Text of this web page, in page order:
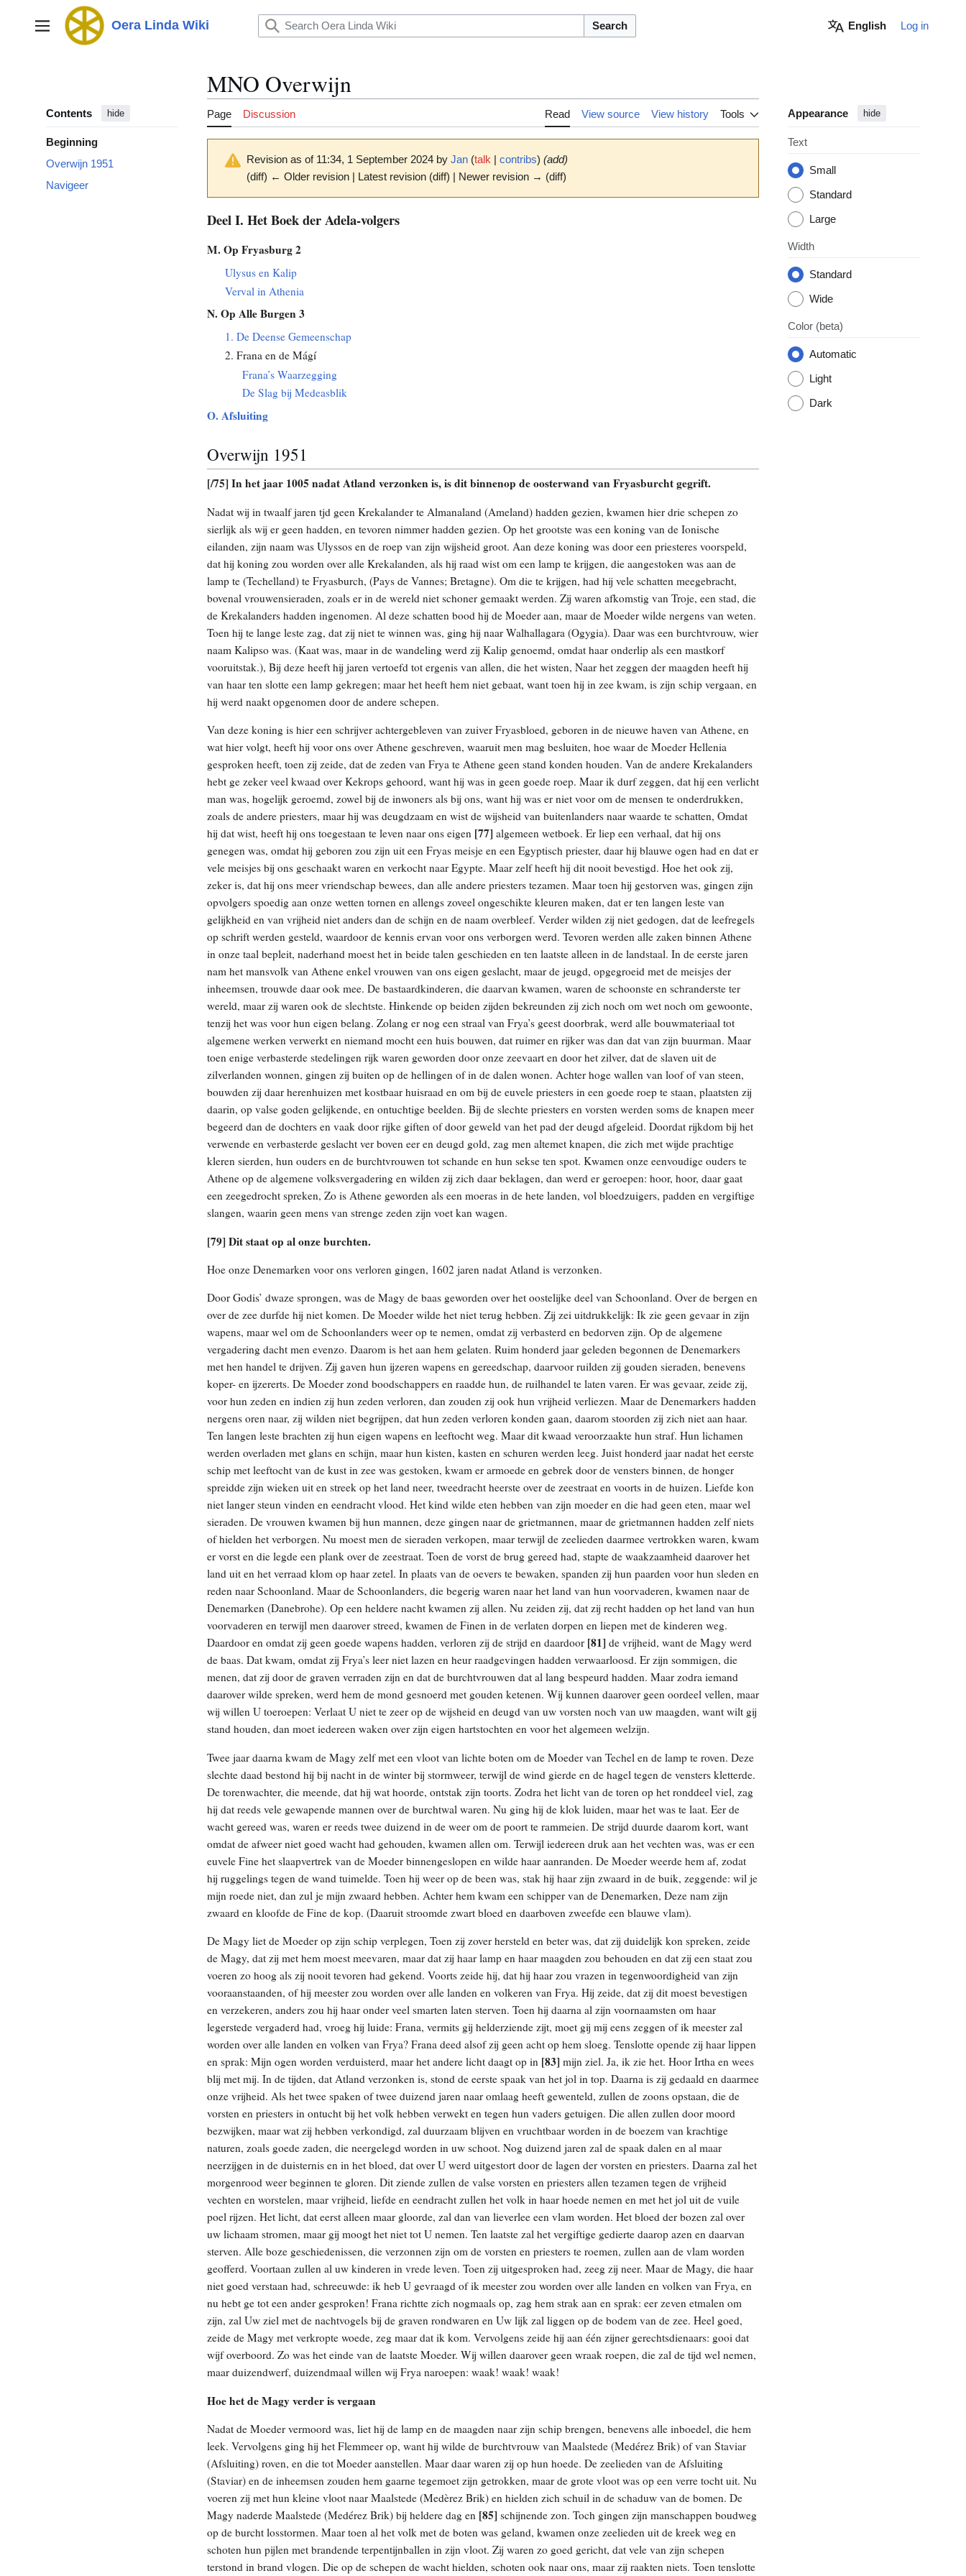
Main menu Oera Linda Wiki Search English Log in
Contents hide
Beginning
Overwijn 1951
Navigeer
MNO Overwijn
Page Discussion Read View source View history Tools Appearance hide
Text
Small
Standard
Large
Width
Standard
Wide
Color (beta)
Automatic
Light
Dark
Revision as of 11:34, 1 September 2024 by Jan (talk | contribs) (add)
(diff) ← Older revision | Latest revision (diff) | Newer revision → (diff)
Deel I. Het Boek der Adela-volgers
M. Op Fryasburg 2
Ulysus en Kalip
Verval in Athenia
N. Op Alle Burgen 3
1. De Deense Gemeenschap
2. Frana en de Mágí
Frana’s Waarzegging
De Slag bij Medeasblik
O. Afsluiting
Overwijn 1951
[/75] In het jaar 1005 nadat Atland verzonken is, is dit binnenop de oosterwand van Fryasburcht gegrift.
Nadat wij in twaalf jaren tjd geen Krekalander te Almanaland (Ameland) hadden gezien, kwamen hier drie schepen zo
sierlijk als wij er geen hadden, en tevoren nimmer hadden gezien. Op het grootste was een koning van de Ionische
eilanden, zijn naam was Ulyssos en de roep van zijn wijsheid groot. Aan deze koning was door een priesteres voorspeld,
dat hij koning zou worden over alle Krekalanden, als hij raad wist om een lamp te krijgen, die aangestoken was aan de
lamp te (Techelland) te Fryasburch, (Pays de Vannes; Bretagne). Om die te krijgen, had hij vele schatten meegebracht,
bovenal vrouwensieraden, zoals er in de wereld niet schoner gemaakt werden. Zij waren afkomstig van Troje, een stad, die
de Krekalanders hadden ingenomen. Al deze schatten bood hij de Moeder aan, maar de Moeder wilde nergens van weten.
Toen hij te lange leste zag, dat zij niet te winnen was, ging hij naar Walhallagara (Ogygia). Daar was een burchtvrouw, wier
naam Kalipso was. (Kaat was, maar in de wandeling werd zij Kalip genoemd, omdat haar onderlip als een mastkorf
vooruitstak.), Bij deze heeft hij jaren vertoefd tot ergenis van allen, die het wisten, Naar het zeggen der maagden heeft hij
van haar ten slotte een lamp gekregen; maar het heeft hem niet gebaat, want toen hij in zee kwam, is zijn schip vergaan, en
hij werd naakt opgenomen door de andere schepen.
Van deze koning is hier een schrijver achtergebleven van zuiver Fryasbloed, geboren in de nieuwe haven van Athene, en
wat hier volgt, heeft hij voor ons over Athene geschreven, waaruit men mag besluiten, hoe waar de Moeder Hellenia
gesproken heeft, toen zij zeide, dat de zeden van Frya te Athene geen stand konden houden. Van de andere Krekalanders
hebt ge zeker veel kwaad over Kekrops gehoord, want hij was in geen goede roep. Maar ik durf zeggen, dat hij een verlicht
man was, hogelijk geroemd, zowel bij de inwoners als bij ons, want hij was er niet voor om de mensen te onderdrukken,
zoals de andere priesters, maar hij was deugdzaam en wist de wijsheid van buitenlanders naar waarde te schatten, Omdat
hij dat wist, heeft hij ons toegestaan te leven naar ons eigen [77] algemeen wetboek. Er liep een verhaal, dat hij ons
genegen was, omdat hij geboren zou zijn uit een Fryas meisje en een Egyptisch priester, daar hij blauwe ogen had en dat er
vele meisjes bij ons geschaakt waren en verkocht naar Egypte. Maar zelf heeft hij dit nooit bevestigd. Hoe het ook zij,
zeker is, dat hij ons meer vriendschap bewees, dan alle andere priesters tezamen. Maar toen hij gestorven was, gingen zijn
opvolgers spoedig aan onze wetten tornen en allengs zoveel ongeschikte kleuren maken, dat er ten langen leste van
gelijkheid en van vrijheid niet anders dan de schijn en de naam overbleef. Verder wilden zij niet gedogen, dat de leefregels
op schrift werden gesteld, waardoor de kennis ervan voor ons verborgen werd. Tevoren werden alle zaken binnen Athene
in onze taal bepleit, naderhand moest het in beide talen geschieden en ten laatste alleen in de landstaal. In de eerste jaren
nam het mansvolk van Athene enkel vrouwen van ons eigen geslacht, maar de jeugd, opgegroeid met de meisjes der
inheemsen, trouwde daar ook mee. De bastaardkinderen, die daarvan kwamen, waren de schoonste en schranderste ter
wereld, maar zij waren ook de slechtste. Hinkende op beiden zijden bekreunden zij zich noch om wet noch om gewoonte,
tenzij het was voor hun eigen belang. Zolang er nog een straal van Frya’s geest doorbrak, werd alle bouwmateriaal tot
algemene werken verwerkt en niemand mocht een huis bouwen, dat ruimer en rijker was dan dat van zijn buurman. Maar
toen enige verbasterde stedelingen rijk waren geworden door onze zeevaart en door het zilver, dat de slaven uit de
zilverlanden wonnen, gingen zij buiten op de hellingen of in de dalen wonen. Achter hoge wallen van loof of van steen,
bouwden zij daar herenhuizen met kostbaar huisraad en om bij de euvele priesters in een goede roep te staan, plaatsten zij
daarin, op valse goden gelijkende, en ontuchtige beelden. Bij de slechte priesters en vorsten werden soms de knapen meer
begeerd dan de dochters en vaak door rijke giften of door geweld van het pad der deugd afgeleid. Doordat rijkdom bij het
verwende en verbasterde geslacht ver boven eer en deugd gold, zag men altemet knapen, die zich met wijde prachtige
kleren sierden, hun ouders en de burchtvrouwen tot schande en hun sekse ten spot. Kwamen onze eenvoudige ouders te
Athene op de algemene volksvergadering en wilden zij zich daar beklagen, dan werd er geroepen: hoor, hoor, daar gaat
een zeegedrocht spreken, Zo is Athene geworden als een moeras in de hete landen, vol bloedzuigers, padden en vergiftige
slangen, waarin geen mens van strenge zeden zijn voet kan wagen.
[79] Dit staat op al onze burchten.
Hoe onze Denemarken voor ons verloren gingen, 1602 jaren nadat Atland is verzonken.
Door Godis’ dwaze sprongen, was de Magy de baas geworden over het oostelijke deel van Schoonland. Over de bergen en
over de zee durfde hij niet komen. De Moeder wilde het niet terug hebben. Zij zei uitdrukkelijk: Ik zie geen gevaar in zijn
wapens, maar wel om de Schoonlanders weer op te nemen, omdat zij verbasterd en bedorven zijn. Op de algemene
vergadering dacht men evenzo. Daarom is het aan hem gelaten. Ruim honderd jaar geleden begonnen de Denemarkers
met hen handel te drijven. Zij gaven hun ijzeren wapens en gereedschap, daarvoor ruilden zij gouden sieraden, benevens
koper- en ijzererts. De Moeder zond boodschappers en raadde hun, de ruilhandel te laten varen. Er was gevaar, zeide zij,
voor hun zeden en indien zij hun zeden verloren, dan zouden zij ook hun vrijheid verliezen. Maar de Denemarkers hadden
nergens oren naar, zij wilden niet begrijpen, dat hun zeden verloren konden gaan, daarom stoorden zij zich niet aan haar.
Ten langen leste brachten zij hun eigen wapens en leeftocht weg. Maar dit kwaad veroorzaakte hun straf. Hun lichamen
werden overladen met glans en schijn, maar hun kisten, kasten en schuren werden leeg. Juist honderd jaar nadat het eerste
schip met leeftocht van de kust in zee was gestoken, kwam er armoede en gebrek door de vensters binnen, de honger
spreidde zijn wieken uit en streek op het land neer, tweedracht heerste over de zeestraat en voorts in de huizen. Liefde kon
niet langer steun vinden en eendracht vlood. Het kind wilde eten hebben van zijn moeder en die had geen eten, maar wel
sieraden. De vrouwen kwamen bij hun mannen, deze gingen naar de grietmannen, maar de grietmannen hadden zelf niets
of hielden het verborgen. Nu moest men de sieraden verkopen, maar terwijl de zeelieden daarmee vertrokken waren, kwam
er vorst en die legde een plank over de zeestraat. Toen de vorst de brug gereed had, stapte de waakzaamheid daarover het
land uit en het verraad klom op haar zetel. In plaats van de oevers te bewaken, spanden zij hun paarden voor hun sleden en
reden naar Schoonland. Maar de Schoonlanders, die begerig waren naar het land van hun voorvaderen, kwamen naar de
Denemarken (Danebrohe). Op een heldere nacht kwamen zij allen. Nu zeiden zij, dat zij recht hadden op het land van hun
voorvaderen en terwijl men daarover streed, kwamen de Finen in de verlaten dorpen en liepen met de kinderen weg.
Daardoor en omdat zij geen goede wapens hadden, verloren zij de strijd en daardoor [81] de vrijheid, want de Magy werd
de baas. Dat kwam, omdat zij Frya’s leer niet lazen en heur raadgevingen hadden verwaarloosd. Er zijn sommigen, die
menen, dat zij door de graven verraden zijn en dat de burchtvrouwen dat al lang bespeurd hadden. Maar zodra iemand
daarover wilde spreken, werd hem de mond gesnoerd met gouden ketenen. Wij kunnen daarover geen oordeel vellen, maar
wij willen U toeroepen: Verlaat U niet te zeer op de wijsheid en deugd van uw vorsten noch van uw maagden, want wilt gij
stand houden, dan moet iedereen waken over zijn eigen hartstochten en voor het algemeen welzijn.
Twee jaar daarna kwam de Magy zelf met een vloot van lichte boten om de Moeder van Techel en de lamp te roven. Deze
slechte daad bestond hij bij nacht in de winter bij stormweer, terwijl de wind gierde en de hagel tegen de vensters kletterde.
De torenwachter, die meende, dat hij wat hoorde, ontstak zijn toorts. Zodra het licht van de toren op het ronddeel viel, zag
hij dat reeds vele gewapende mannen over de burchtwal waren. Nu ging hij de klok luiden, maar het was te laat. Eer de
wacht gereed was, waren er reeds twee duizend in de weer om de poort te rammeien. De strijd duurde daarom kort, want
omdat de afweer niet goed wacht had gehouden, kwamen allen om. Terwijl iedereen druk aan het vechten was, was er een
euvele Fine het slaapvertrek van de Moeder binnengeslopen en wilde haar aanranden. De Moeder weerde hem af, zodat
hij ruggelings tegen de wand tuimelde. Toen hij weer op de been was, stak hij haar zijn zwaard in de buik, zeggende: wil je
mijn roede niet, dan zul je mijn zwaard hebben. Achter hem kwam een schipper van de Denemarken, Deze nam zijn
zwaard en kloofde de Fine de kop. (Daaruit stroomde zwart bloed en daarboven zweefde een blauwe vlam).
De Magy liet de Moeder op zijn schip verplegen, Toen zij zover hersteld en beter was, dat zij duidelijk kon spreken, zeide
de Magy, dat zij met hem moest meevaren, maar dat zij haar lamp en haar maagden zou behouden en dat zij een staat zou
voeren zo hoog als zij nooit tevoren had gekend. Voorts zeide hij, dat hij haar zou vrazen in tegenwoordigheid van zijn
vooraanstaanden, of hij meester zou worden over alle landen en volkeren van Frya. Hij zeide, dat zij dit moest bevestigen
en verzekeren, anders zou hij haar onder veel smarten laten sterven. Toen hij daarna al zijn voornaamsten om haar
legerstede vergaderd had, vroeg hij luide: Frana, vermits gij helderziende zijt, moet gij mij eens zeggen of ik meester zal
worden over alle landen en volken van Frya? Frana deed alsof zij geen acht op hem sloeg. Tenslotte opende zij haar lippen
en sprak: Mijn ogen worden verduisterd, maar het andere licht daagt op in [83] mijn ziel. Ja, ik zie het. Hoor Irtha en wees
blij met mij. In de tijden, dat Atland verzonken is, stond de eerste spaak van het jol in top. Daarna is zij gedaald en daarmee
onze vrijheid. Als het twee spaken of twee duizend jaren naar omlaag heeft gewenteld, zullen de zoons opstaan, die de
vorsten en priesters in ontucht bij het volk hebben verwekt en tegen hun vaders getuigen. Die allen zullen door moord
bezwijken, maar wat zij hebben verkondigd, zal duurzaam blijven en vruchtbaar worden in de boezem van krachtige
naturen, zoals goede zaden, die neergelegd worden in uw schoot. Nog duizend jaren zal de spaak dalen en al maar
neerzijgen in de duisternis en in het bloed, dat over U werd uitgestort door de lagen der vorsten en priesters. Daarna zal het
morgenrood weer beginnen te gloren. Dit ziende zullen de valse vorsten en priesters allen tezamen tegen de vrijheid
vechten en worstelen, maar vrijheid, liefde en eendracht zullen het volk in haar hoede nemen en met het jol uit de vuile
poel rijzen. Het licht, dat eerst alleen maar gloorde, zal dan van lieverlee een vlam worden. Het bloed der bozen zal over
uw lichaam stromen, maar gij moogt het niet tot U nemen. Ten laatste zal het vergiftige gedierte daarop azen en daarvan
sterven. Alle boze geschiedenissen, die verzonnen zijn om de vorsten en priesters te roemen, zullen aan de vlam worden
geofferd. Voortaan zullen al uw kinderen in vrede leven. Toen zij uitgesproken had, zeeg zij neer. Maar de Magy, die haar
niet goed verstaan had, schreeuwde: ik heb U gevraagd of ik meester zou worden over alle landen en volken van Frya, en
nu hebt ge tot een ander gesproken! Frana richtte zich nogmaals op, zag hem strak aan en sprak: eer zeven etmalen om
zijn, zal Uw ziel met de nachtvogels bij de graven rondwaren en Uw lijk zal liggen op de bodem van de zee. Heel goed,
zeide de Magy met verkropte woede, zeg maar dat ik kom. Vervolgens zeide hij aan één zijner gerechtsdienaars: gooi dat
wijf overboord. Zo was het einde van de laatste Moeder. Wij willen daarover geen wraak roepen, die zal de tijd wel nemen,
maar duizendwerf, duizendmaal willen wij Frya naroepen: waak! waak! waak!
Hoe het de Magy verder is vergaan
Nadat de Moeder vermoord was, liet hij de lamp en de maagden naar zijn schip brengen, benevens alle inboedel, die hem
leek. Vervolgens ging hij het Flemmeer op, want hij wilde de burchtvrouw van Maalstede (Medérez Brik) of van Staviar
(Afsluiting) roven, en die tot Moeder aanstellen. Maar daar waren zij op hun hoede. De zeelieden van de Afsluiting
(Staviar) en de inheemsen zouden hem gaarne tegemoet zijn getrokken, maar de grote vloot was op een verre tocht uit. Nu
voeren zij met hun kleine vloot naar Maalstede (Medèrez Brik) en hielden zich schuil in de schaduw van de bomen. De
Magy naderde Maalstede (Medérez Brik) bij heldere dag en [85] schijnende zon. Toch gingen zijn manschappen boudweg
op de burcht losstormen. Maar toen al het volk met de boten was geland, kwamen onze zeelieden uit de kreek weg en
schoten hun pijlen met brandende terpentijnballen in zijn vloot. Zij waren zo goed gericht, dat vele van zijn schepen
terstond in brand vlogen. Die op de schepen de wacht hielden, schoten ook naar ons, maar zij raakten niets. Toen tenslotte